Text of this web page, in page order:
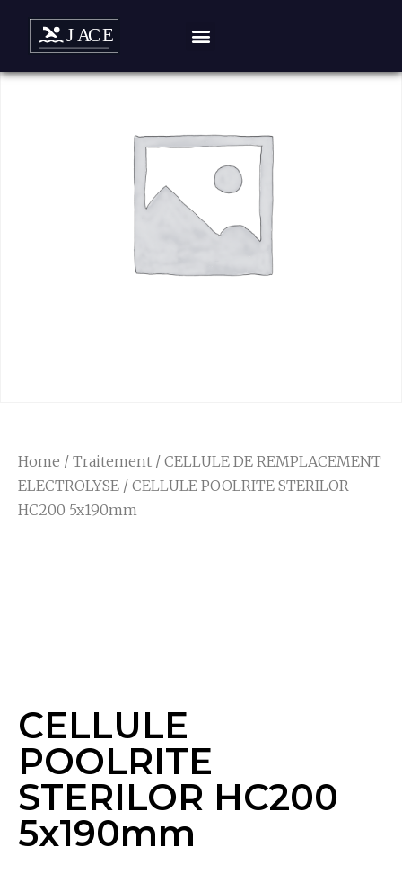
Home / Traitement / CELLULE DE REMPLACEMENT
ELECTROLYSE / CELLULE POOLRITE STERILOR
HC200 5x190mm
CELLULE
POOLRITE
STERILOR HC200
5x190mm